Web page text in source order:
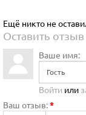
Ещё никто не
Оставить отзыв
Ваше имя:
Войти или
Ваш отзыв:*